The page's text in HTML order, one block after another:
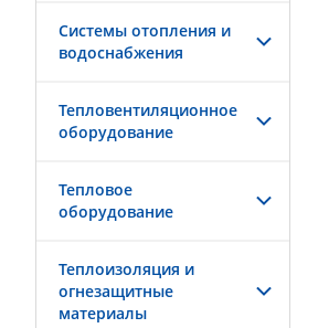
Системы отопления и
водоснабжения
Тепловентиляционное
оборудование
Тепловое
оборудование
Теплоизоляция и
огнезащитные
материалы